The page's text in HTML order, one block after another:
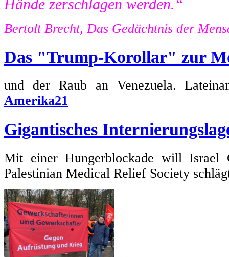
Hände zerschlagen werden.“
Bertolt Brecht, Das Gedächtnis der
Das "Trump-Korollar" zur
und der Raub an Venezuela.
Amerika21
Gigantisches
Mit einer Hungerblockade will Israel
Palestinian Medical Relief Society